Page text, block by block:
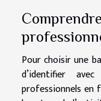
Pour choisir une
d’identifier
professionnels en